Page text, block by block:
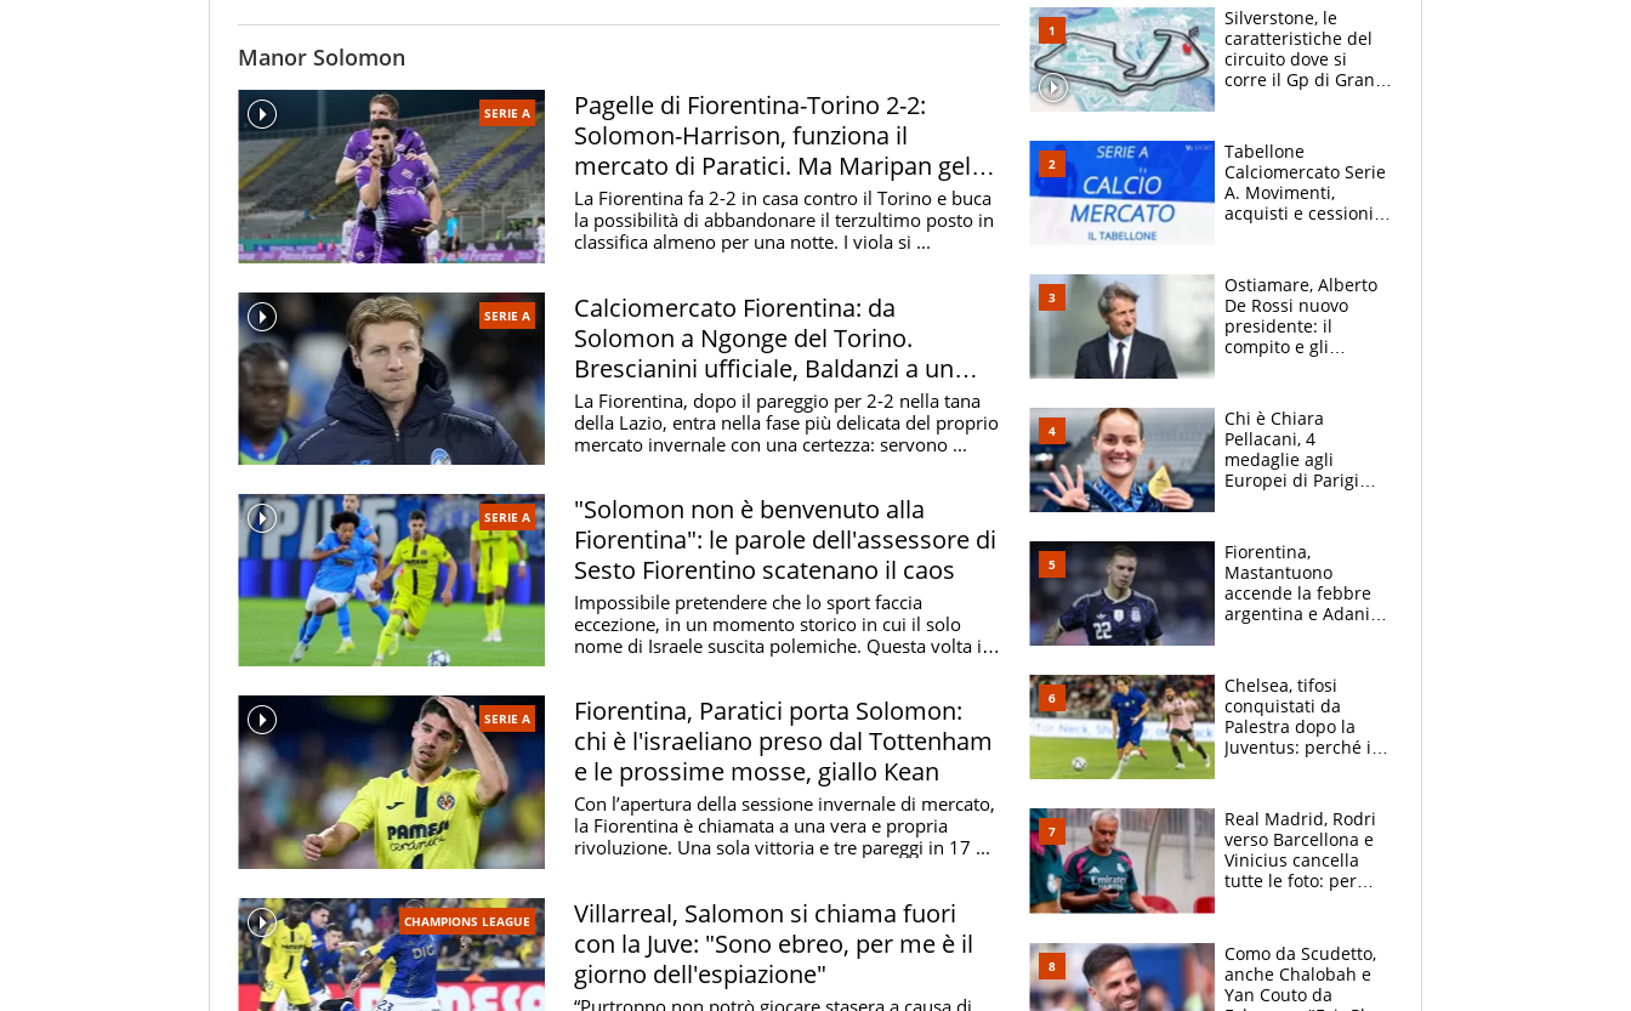
Manor Solomon
SERIE A
Pagelle di Fiorentina-Torino 2-2:
Solomon-Harrison, funziona il
mercato di Paratici. Ma Maripan gela
il Franchi nel finale
La Fiorentina fa 2-2 in casa contro il Torino e buca
la possibilità di abbandonare il terzultimo posto in
classifica almeno per una notte. I viola si ...
SERIE A
Calciomercato Fiorentina: da
Solomon a Ngonge del Torino.
Brescianini ufficiale, Baldanzi a un
passo
La Fiorentina, dopo il pareggio per 2-2 nella tana
della Lazio, entra nella fase più delicata del proprio
mercato invernale con una certezza: servono ...
SERIE A
"Solomon non è benvenuto alla
Fiorentina": le parole dell'assessore di
Sesto Fiorentino scatenano il caos
Impossibile pretendere che lo sport faccia
eccezione, in un momento storico in cui il solo
nome di Israele suscita polemiche. Questa volta il
SERIE A
Fiorentina, Paratici porta Solomon:
chi è l'israeliano preso dal Tottenham
e le prossime mosse, giallo Kean
Con l’apertura della sessione invernale di mercato,
la Fiorentina è chiamata a una vera e propria
rivoluzione. Una sola vittoria e tre pareggi in 17 ...
CHAMPIONS LEAGUE
Villarreal, Salomon si chiama fuori
con la Juve: "Sono ebreo, per me è il
giorno dell'espiazione"
“Purtroppo non potrò giocare stasera a causa di
Silverstone, le
caratteristiche del
circuito dove si
corre il Gp di Gran
Tabellone
Calciomercato Serie
A. Movimenti,
acquisti e cessioni:
Ostiamare, Alberto
De Rossi nuovo
presidente: il
compito e gli
Chi è Chiara
Pellacani, 4
medaglie agli
Europei di Parigi
giornalista, mamma
insegnante e il
fratello calciatore
Fiorentina,
Mastantuono
accende la febbre
argentina e Adani
festa’ a Commisso
Chelsea, tifosi
conquistati da
Palestra dopo la
Juventus: perché i
Real Madrid, Rodri
verso Barcellona e
Vinicius cancella
tutte le foto: per
Como da Scudetto,
anche Chalobah e
Yan Couto da